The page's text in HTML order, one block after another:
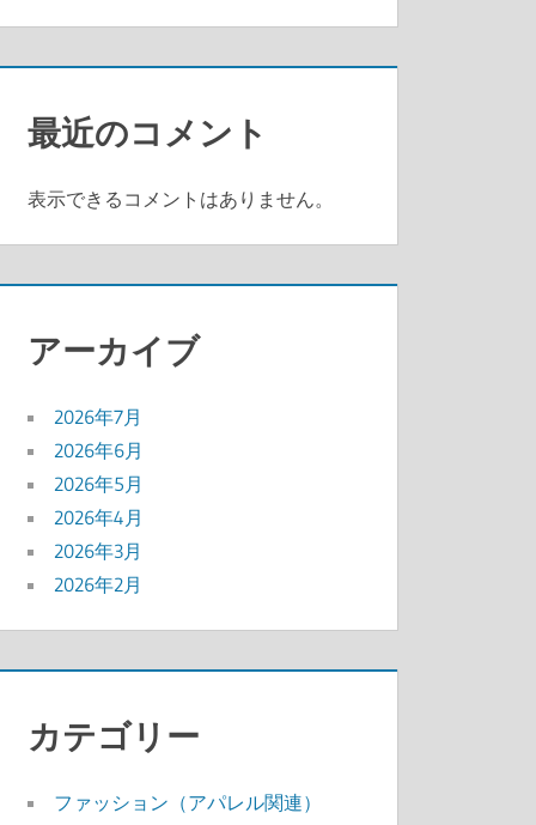
最近のコメント
表示できるコメントはありません。
アーカイブ
2026年7月
2026年6月
2026年5月
2026年4月
2026年3月
2026年2月
カテゴリー
ファッション（アパレル関連）